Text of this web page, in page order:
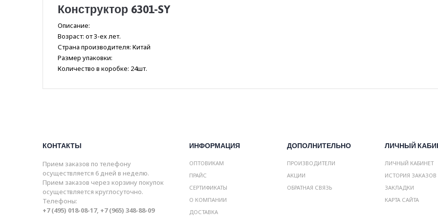
Конструктор 6301-SY
Описание:
Возраст: от 3-ех лет.
Страна производителя: Китай
Размер упаковки:
Количество в коробке: 24шт.
КОНТАКТЫ
Прием заказов по телефону
осуществляется 6 дней в неделю.
Прием заказов через корзину покупок
осуществляется круглосуточно.
Телефоны:
+7 (495) 018-08-17, +7 (965) 348-88-09
ИНФОРМАЦИЯ
ОПТОВИКАМ
ПРАЙС
СЕРТИФИКАТЫ
О КОМПАНИИ
ДОСТАВКА
ДОПОЛНИТЕЛЬНО
ПРОИЗВОДИТЕЛИ
АКЦИИ
ОБРАТНАЯ СВЯЗЬ
ЛИЧНЫЙ
ЛИЧНЫЙ КАБИНЕТ
ИСТОРИЯ ЗАКАЗОВ
ЗАКЛАДКИ
КАРТА САЙТА